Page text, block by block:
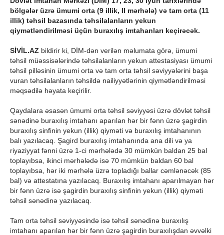
bölgələr üzrə ümumi orta (9 illik, II mərhələ) və tam orta (11
illik) təhsil bazasında təhsilalanların yekun
qiymətləndirilməsi üçün buraxılış imtahanları keçirəcək.
SİVİL.AZ bildirir ki, DİM-dən verilən məlumata görə, ümumi
təhsil müəssisələrində təhsilalanların yekun attestasiyası ümumi
təhsil pilləsinin ümumi orta və tam orta təhsil səviyyələrini başa
vuran təhsilalanların təhsildə nailiyyətlərinin qiymətlən­diril­məsi
məqsədilə həyata keçirilir.
Qaydalara əsasən ümumi orta təhsil səviyyəsi üzrə dövlət təhsil
sənədinə buraxılış imtahanı aparılan hər bir fənn üzrə şagirdin
buraxılış sinfinin yekun (illik) qiyməti və buraxılış imtahanının
balı yazılacaq. Şagird buraxılış imtahanında ana dili və ya
riyaziyyat fənni üzrə 1-ci mərhələdə 30 mümkün baldan 25 bal
toplayıbsa, ikinci mərhələdə isə 70 mümkün baldan 60 bal
toplayıbsa, hər iki mərhələ üzrə topladığı ballar cəmlənəcək (85
bal) və attestatına yazılacaq. Buraxılış imtahanı aparılmayan hər
bir fənn üzrə isə şagirdin buraxılış sinfinin yekun (illik) qiyməti
təhsil sənədinə yazılacaq.
Tam orta təhsil səviyyəsində isə təhsil sənədinə buraxılış
imtahanı aparılan hər bir fənn üzrə şagirdin buraxılışdan əvvəlki